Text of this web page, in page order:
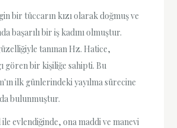
bir tüccarın kızı olarak doğmuş ve
başarılı bir iş kadını olmuştur.
tanınan Hz. Hatice,
gören bir kişiliğe sahipti. Bu
ilk günlerindeki yayılma sürecine
bulunmuştur.
evlendiğinde, ona maddi ve manevi